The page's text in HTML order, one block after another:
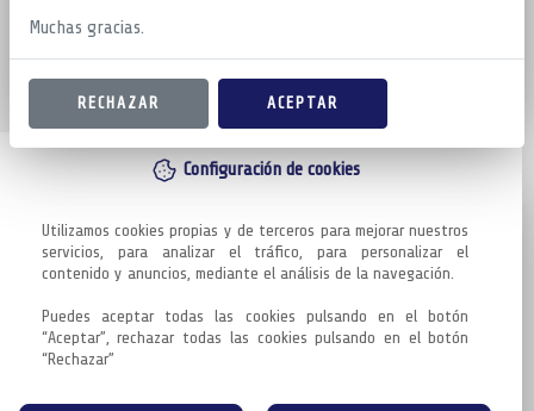
Muchas gracias.
RECHAZAR ACEPTAR
Configuración de cookies
Utilizamos cookies propias y de terceros para mejorar nuestros
servicios, para analizar el tráfico, para personalizar el
contenido y anuncios, mediante el análisis de la navegación.
Puedes aceptar todas las cookies pulsando en el botón
“Aceptar”, rechazar todas las cookies pulsando en el botón
“Rechazar”